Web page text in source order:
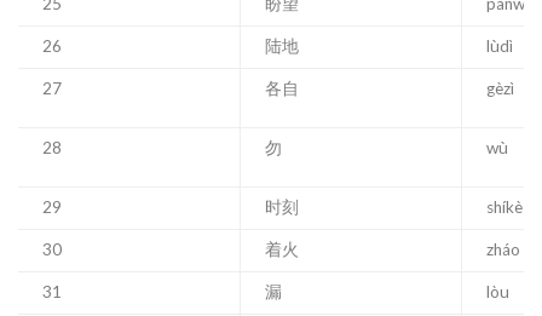
26 陆地 lùdì
27 各自 gèzì
28 勿 wù
29 时刻 shíkè
30 着火 zháo
31 漏 lòu